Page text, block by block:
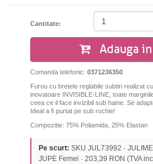
Cantitate:
Adauga
Comanda telefonic: 0371236350
Furou cu bretele reglabile subtiri realizat
inovatoare INVISIBLE-LINE, toate
ceea ce il face invizibil sub haine. Se
Ideal a fi purtat pe sub rochie!
Compozitie: 75% Poliamida, 25% Elastan
Pe scurt: SKU JUL73992 ·
JUPE Femei · 203,39 RON (TVA